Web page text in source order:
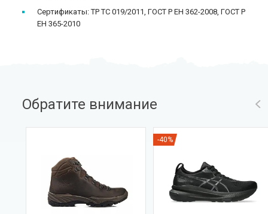
Сертификаты: ТР ТС 019/2011, ГОСТ Р ЕН 362-2008, ГОСТ Р
ЕН 365-2010
Обратите внимание
-40%